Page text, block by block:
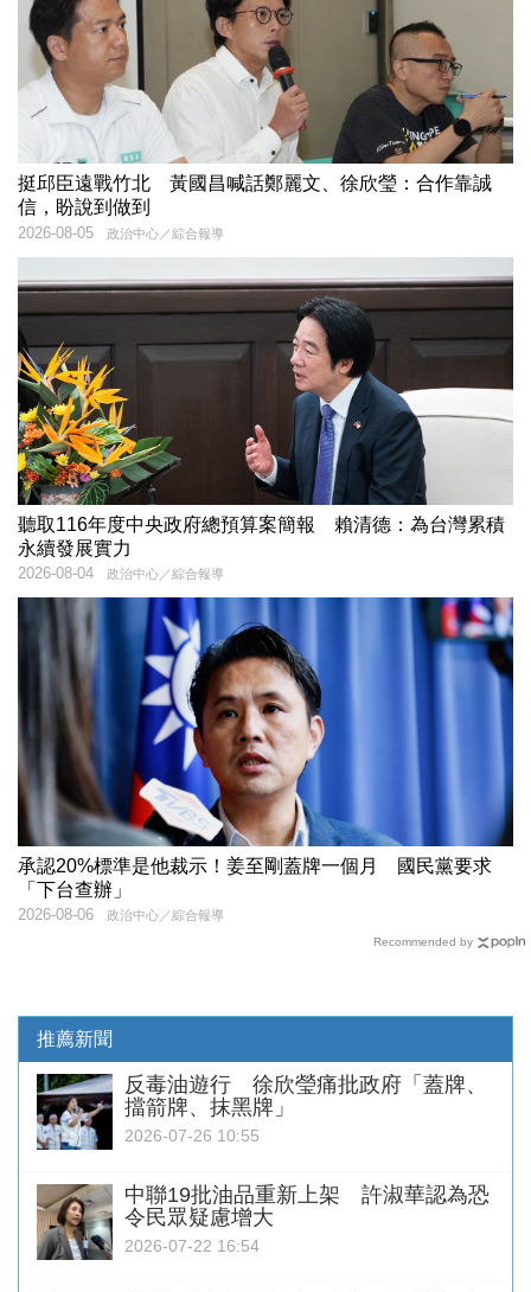
挺邱臣遠戰竹北 黃國昌喊話鄭麗文、徐欣瑩：合作靠誠
信，盼說到做到
政治中心／綜合報導
2026-08-05
聽取116年度中央政府總預算案簡報 賴清德：為台灣累積
永續發展實力
政治中心／綜合報導
2026-08-04
承認20%標準是他裁示！姜至剛蓋牌一個月 國民黨要求
「下台查辦」
政治中心／綜合報導
2026-08-06
Recommended by
推薦新聞
反毒油遊行 徐欣瑩痛批政府「蓋牌、
擋箭牌、抹黑牌」
2026-07-26 10:55
中聯19批油品重新上架 許淑華認為恐
令民眾疑慮增大
2026-07-22 16:54